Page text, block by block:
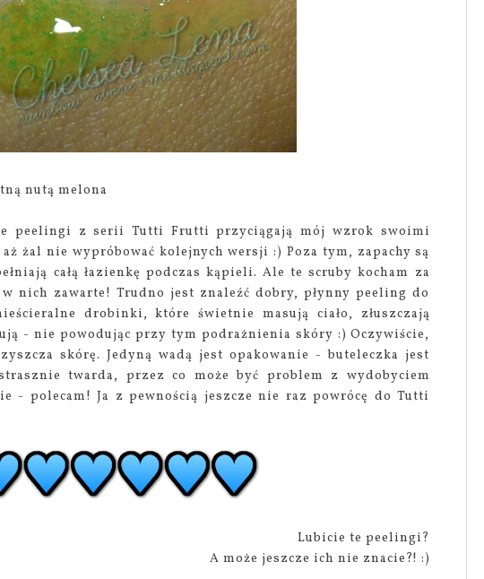
nutą melona
peelingi z serii Tutti Frutti przyciągają mój wzrok swoimi
żal nie wypróbować kolejnych wersji :) Poza tym, zapachy są
całą łazienkę podczas kąpieli. Ale te scruby kocham za
nich zawarte! Trudno jest znaleźć dobry, płynny peeling do
drobinki, które świetnie masują ciało, złuszczają
- nie powodując przy tym podrażnienia skóry :) Oczywiście,
skórę. Jedyną wadą jest opakowanie - buteleczka jest
twarda, przez co może być problem z wydobyciem
- polecam! Ja z pewnością jeszcze nie raz powrócę do Tutti
Lubicie te peelingi?
A może jeszcze ich nie znacie?! :)